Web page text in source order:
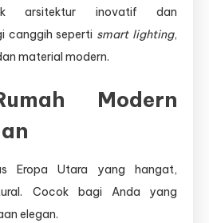
arsitektur inovatif dan
canggih seperti smart lighting,
material modern.
Modern
Eropa Utara yang hangat,
Cocok bagi Anda yang
elegan.